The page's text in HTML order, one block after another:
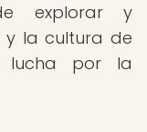
explorar y
y la cultura de
por la